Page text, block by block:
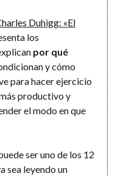
Duhigg: «El
los
por qué
y cómo
para hacer ejercicio
productivo y
el modo en que
ser uno de los 12
sea leyendo un